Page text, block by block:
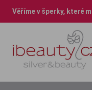
Věříme v šperky, které